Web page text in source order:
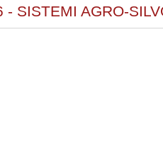
- SISTEMI AGRO-